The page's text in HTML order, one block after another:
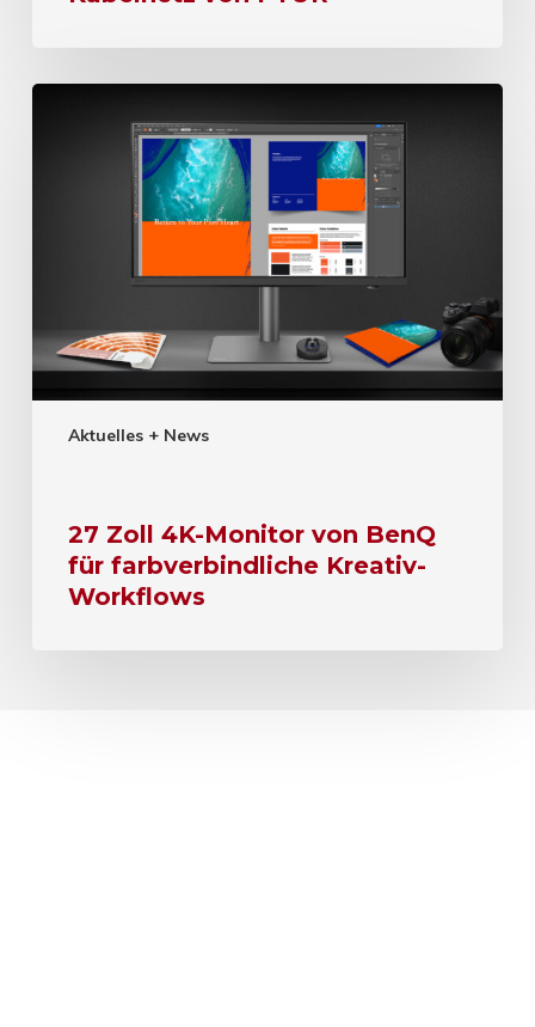
Aktuelles + News
27 Zoll 4K-Monitor von BenQ
für farbverbindliche Kreativ-
Workflows